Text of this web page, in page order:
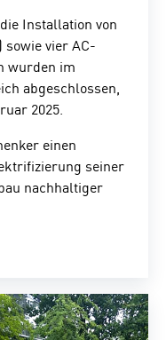
Installation von
sowie vier AC-
wurden im
abgeschlossen,
2025.
einen
seiner
nachhaltiger